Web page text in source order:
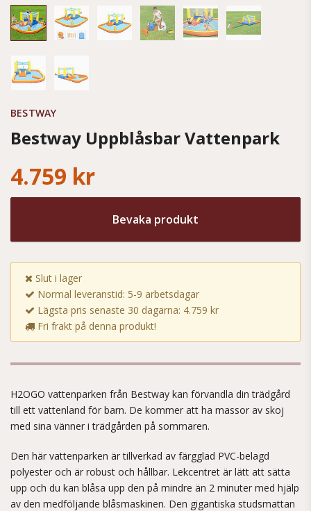
BESTWAY
Bestway Uppblåsbar Vattenpark
4.759 kr
Bevaka produkt
Slut i lager
Normal leveranstid: 5-9 arbetsdagar
Lägsta pris senaste 30 dagarna: 4.759 kr
Fri frakt på denna produkt!
H2OGO vattenparken från Bestway kan förvandla din trädgård
till ett vattenland för barn. De kommer att ha massor av skoj
med sina vänner i trädgården på sommaren.
Den här vattenparken är tillverkad av färgglad PVC-belagd
polyester och är robust och hållbar. Lekcentret är lätt att sätta
upp och du kan blåsa upp den på mindre än 2 minuter med hjälp
av den medföljande blåsmaskinen. Den gigantiska studsmattan